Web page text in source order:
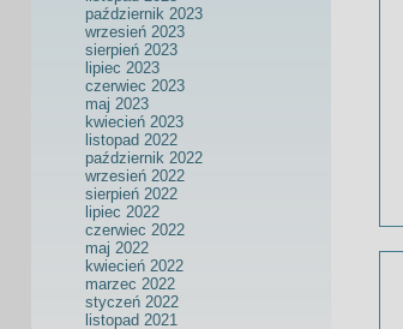
październik 2023
wrzesień 2023
sierpień 2023
lipiec 2023
czerwiec 2023
maj 2023
kwiecień 2023
listopad 2022
październik 2022
wrzesień 2022
sierpień 2022
lipiec 2022
czerwiec 2022
maj 2022
kwiecień 2022
marzec 2022
styczeń 2022
listopad 2021